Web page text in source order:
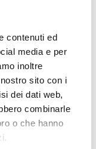
contenuti ed
media e per
inoltre
sito con i
dei dati web,
combinarle
o che hanno